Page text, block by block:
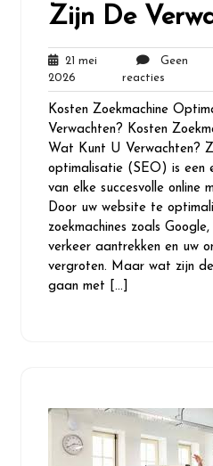
Zijn De
21 mei
2026
mei
2026
Geen
reacties
reacties
Kosten Zoekmachine
Verwachten? Kosten
Wat Kunt U Verwachten?
optimalisatie (SEO) is een
van elke succesvolle online
Door uw website te
zoekmachines zoals
verkeer aantrekken en uw
vergroten. Maar wat zijn
gaan met […]